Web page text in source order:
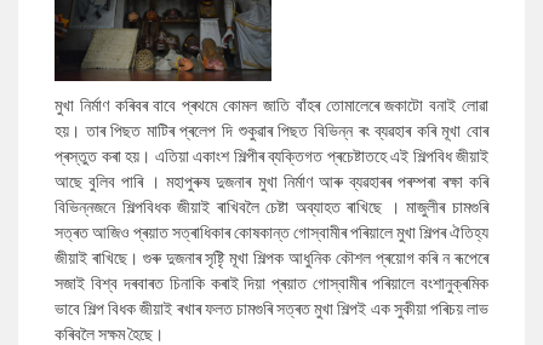
মুখা নিৰ্মাণ কৰিবৰ বাবে প্ৰথমে কোমল জাতি বাঁহৰ তোমালেৰে জকাটো বনাই লোৱা
হয়। তাৰ পিছত মাটিৰ প্ৰলেপ দি শুকুৱাৰ পিছত বিভিন্ন ৰং ব্যৱহাৰ কৰি মূখা বোৰ
প্ৰস্তুত কৰা হয়। এতিয়া একাংশ শিল্পীৰ ব্যক্তিগত প্ৰচেষ্টাতহে এই শিল্পবিধ জীয়াই
আছে বুলিব পাৰি । মহাপুৰুষ দুজনাৰ মুখা নিৰ্মাণ আৰু ব্যৱহাৰৰ পৰম্পৰা ৰক্ষা কৰি
বিভিন্নজনে শিল্পবিধক জীয়াই ৰাখিবলৈ চেষ্টা অব্যাহত ৰাখিছে । মাজুলীৰ চামগুৰি
সত্ৰত আজিও প্ৰয়াত সত্ৰাধিকাৰ কোষকান্ত গোস্বামীৰ পৰিয়ালে মুখা শিল্পৰ ঐতিহ্য
জীয়াই ৰাখিছে। গুৰু দুজনাৰ সৃষ্টিৃ মূখা শিল্পক আধুনিক কৌশল প্ৰয়োগ কৰি ন ৰূপেৰে
সজাই বিশ্ব দৰবাৰত চিনাকি কৰাই দিয়া প্ৰয়াত গোস্বামীৰ পৰিয়ালে বংশানুক্ৰমিক
ভাবে শিল্প বিধক জীয়াই ৰখাৰ ফলত চামগুৰি সত্ৰত মুখা শিল্পই এক সুকীয়া পৰিচয় লাভ
কৰিবলৈ সক্ষম হৈছে।